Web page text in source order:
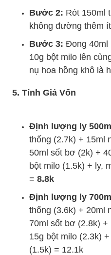
Bước 2: Rót 150ml
không đường thêm
Bước 3: Đong 40ml
10g bột milo lên
nụ hoa hồng khô là
5. Tính Giá Vốn
Định lượng ly
thống (2.7k) + 15ml
50ml sốt bơ (2k) +
bột milo (1.5k) + ly,
= 8.8k
Định lượng ly
thống (3.6k) + 20ml
70ml sốt bơ (2.8k) +
15g bột milo (2.3k)
(1.5k) = 12.1k